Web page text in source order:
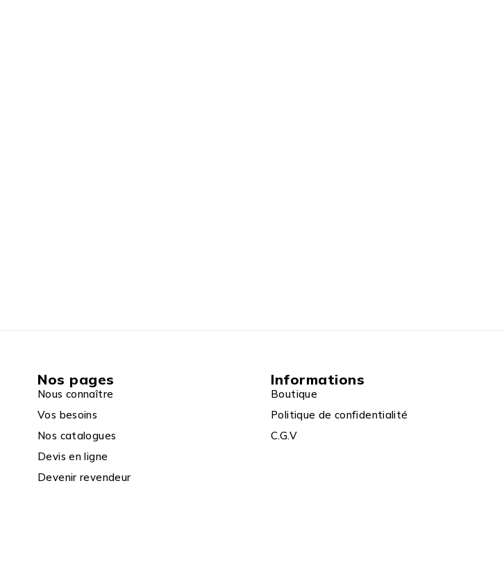
Nos pages
Nous connaître
Vos besoins
Nos catalogues
Devis en ligne
Devenir revendeur
Informations
Boutique
Politique de confidentialité
C.G.V